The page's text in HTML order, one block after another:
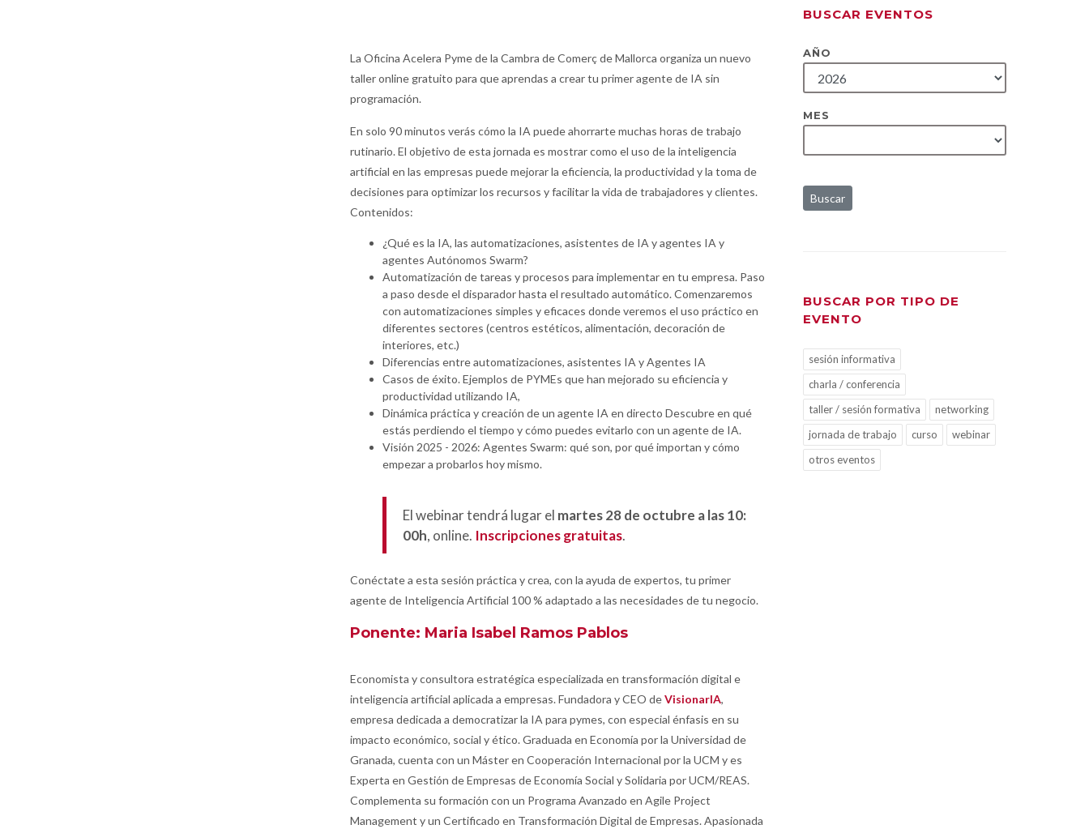
La Oficina Acelera Pyme de la Cambra de Comerç de Mallorca organiza un nuevo
taller online gratuito para que aprendas a crear tu primer agente de IA sin
programación.
En solo 90 minutos verás cómo la IA puede ahorrarte muchas horas de trabajo
rutinario. El objetivo de esta jornada es mostrar como el uso de la inteligencia
artificial en las empresas puede mejorar la eficiencia, la productividad y la toma de
decisiones para optimizar los recursos y facilitar la vida de trabajadores y clientes.
Contenidos:
¿Qué es la IA, las automatizaciones, asistentes de IA y agentes IA y
agentes Autónomos Swarm?
Automatización de tareas y procesos para implementar en tu empresa. Paso
a paso desde el disparador hasta el resultado automático. Comenzaremos
con automatizaciones simples y eficaces donde veremos el uso práctico en
diferentes sectores (centros estéticos, alimentación, decoración de
interiores, etc.)
Diferencias entre automatizaciones, asistentes IA y Agentes IA
Casos de éxito. Ejemplos de PYMEs que han mejorado su eficiencia y
productividad utilizando IA,
Dinámica práctica y creación de un agente IA en directo Descubre en qué
estás perdiendo el tiempo y cómo puedes evitarlo con un agente de IA.
Visión 2025 - 2026: Agentes Swarm: qué son, por qué importan y cómo
empezar a probarlos hoy mismo.
El webinar tendrá lugar el martes 28 de octubre a las 10:
00h, online. Inscripciones gratuitas.
Conéctate a esta sesión práctica y crea, con la ayuda de expertos, tu primer
agente de Inteligencia Artificial 100 % adaptado a las necesidades de tu negocio.
Ponente: Maria Isabel Ramos Pablos
Economista y consultora estratégica especializada en transformación digital e
inteligencia artificial aplicada a empresas. Fundadora y CEO deVisionarIA,
empresa dedicada a democratizar la IA para pymes, con especial énfasis en su
impacto económico, social y ético. Graduada en Economía por la Universidad de
Granada, cuenta con un Máster en Cooperación Internacional por la UCM y es
Experta en Gestión de Empresas de Economía Social y Solidaria por UCM/REAS.
Complementa su formación con un Programa Avanzado en Agile Project
Management y un Certificado en Transformación Digital de Empresas. Apasionada
BUSCAR EVENTOS
AÑO
MES
Buscar
BUSCAR POR TIPO DE
EVENTO
sesión informativa
charla / conferencia
taller / sesión formativa
networking
jornada de trabajo
curso
webinar
otros eventos